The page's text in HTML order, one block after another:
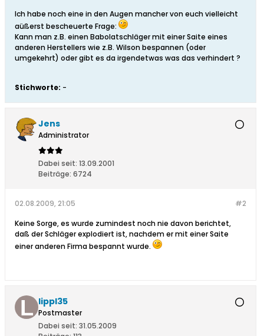
Ich habe noch eine in den Augen mancher von euch vielleicht
aüßerst bescheuerte Frage:
Kann man z.B. einen Babolatschläger mit einer Saite eines
anderen Herstellers wie z.B. Wilson bespannen (oder
umgekehrt) oder gibt es da irgendetwas was das verhindert ?
Stichworte: -
Jens
Administrator
Dabei seit: 13.09.2001
Beiträge: 6724
#2
02.08.2009, 21:05
Keine Sorge, es wurde zumindest noch nie davon berichtet,
daß der Schläger explodiert ist, nachdem er mit einer Saite
einer anderen Firma bespannt wurde.
lippl35
Postmaster
Dabei seit: 31.05.2009